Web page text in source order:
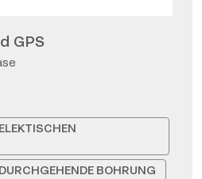
GPS
DURCHGEHENDE BOHRUNG